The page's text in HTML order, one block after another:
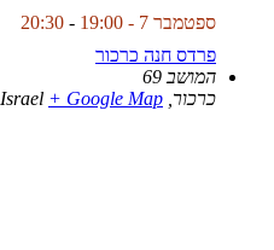
ספטמבר 7 - 19:00 -
20:30
פרדס חנה כרכור
המושב 69
כרכור
Israel + Google Map